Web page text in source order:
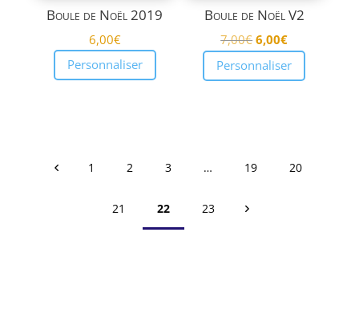
Boule de Noël 2019
6,00€
Personnaliser
Boule de Noël V2
7,00€ Le
prix
initial
6,00€Le
prix
actuel
Personnaliser
1 2 3 … 19 20
21 22 23